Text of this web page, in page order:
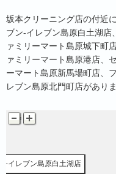
坂本クリーニング店の付近
ブン-イレブン島原白土湖店
ァミリーマート島原城下町
ァミリーマート島原港店、
ーマート島原新馬場町店、
レブン島原北門町店がありま
-イレブン島原白土湖店